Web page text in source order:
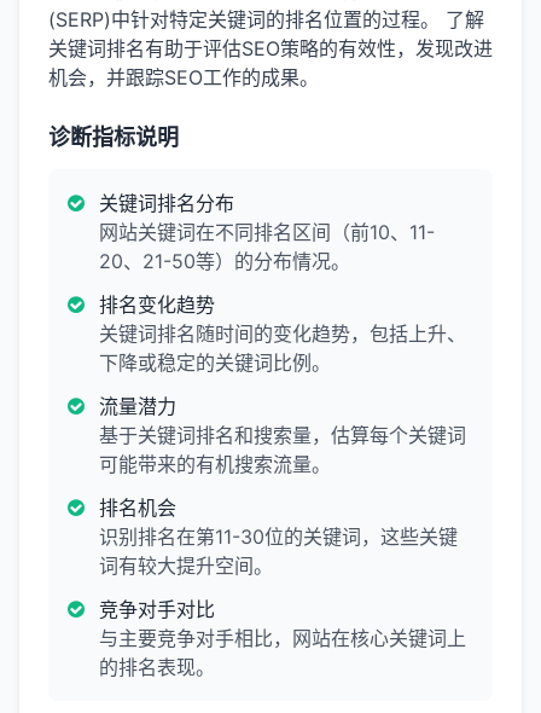
(SERP)中针对特定关键词的排名位置的过程。 了解
关键词排名有助于评估SEO策略的有效性，发现改进
机会，并跟踪SEO工作的成果。
诊断指标说明
关键词排名分布
网站关键词在不同排名区间（前10、11-
20、21-50等）的分布情况。
排名变化趋势
关键词排名随时间的变化趋势，包括上升、
下降或稳定的关键词比例。
流量潜力
基于关键词排名和搜索量，估算每个关键词
可能带来的有机搜索流量。
排名机会
识别排名在第11-30位的关键词，这些关键
词有较大提升空间。
竞争对手对比
与主要竞争对手相比，网站在核心关键词上
的排名表现。